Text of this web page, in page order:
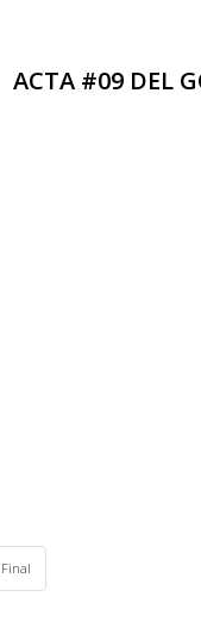
ACTA #09 DEL
Final